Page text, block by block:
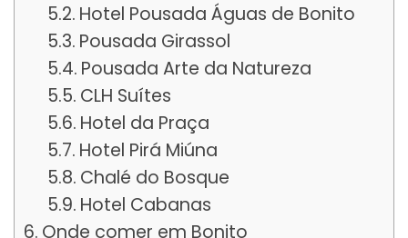
Hotel Pousada Águas de Bonito
Pousada Girassol
Pousada Arte da Natureza
CLH Suítes
Hotel da Praça
Hotel Pirá Miúna
Chalé do Bosque
Hotel Cabanas
Onde comer em Bonito